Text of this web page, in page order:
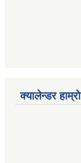
क्यालेन्डर हाम्रो